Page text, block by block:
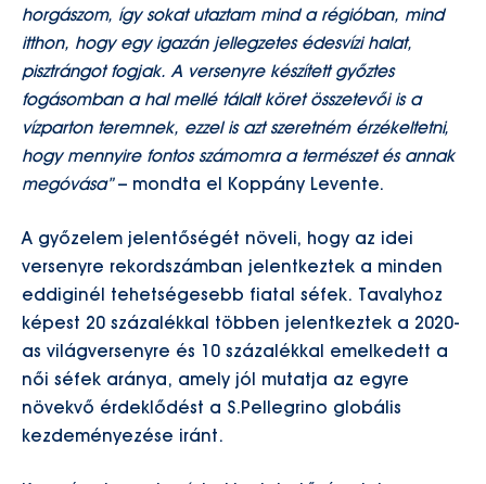
horgászom, így sokat utaztam mind a régióban, mind
itthon, hogy egy igazán jellegzetes édesvízi halat,
pisztrángot fogjak. A versenyre készített győztes
fogásomban a hal mellé tálalt köret összetevői is a
vízparton teremnek, ezzel is azt szeretném érzékeltetni,
hogy mennyire fontos számomra a természet és annak
megóvása”– mondta el Koppány Levente.
A győzelem jelentőségét növeli, hogy az idei
versenyre rekordszámban jelentkeztek a minden
eddiginél tehetségesebb fiatal séfek. Tavalyhoz
képest 20 százalékkal többen jelentkeztek a 2020-
as világversenyre és 10 százalékkal emelkedett a
női séfek aránya, amely jól mutatja az egyre
növekvő érdeklődést a S.Pellegrino globális
kezdeményezése iránt.